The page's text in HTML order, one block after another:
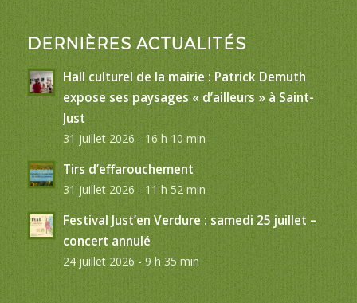
DERNIÈRES ACTUALITÉS
Hall culturel de la mairie : Patrick Demuth
expose ses paysages « d’ailleurs » à Saint-
Just
31 juillet 2026 - 16 h 10 min
Tirs d’effarouchement
31 juillet 2026 - 11 h 52 min
Festival Just’en Verdure : samedi 25 juillet –
concert annulé
24 juillet 2026 - 9 h 35 min